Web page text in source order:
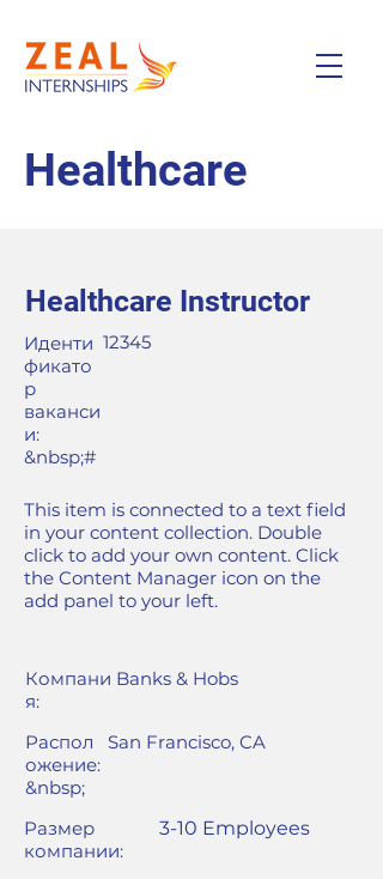
Healthcare
Healthcare Instructor
Иденти
фикато
р
ваканси
и:
&nbsp;#
12345
This item is connected to a text field
in your content collection. Double
click to add your own content. Click
the Content Manager icon on the
add panel to your left.
Компани
я:
Banks & Hobs
Распол
ожение:
&nbsp;
San Francisco, CA
Размер
компании:
3-10 Employees